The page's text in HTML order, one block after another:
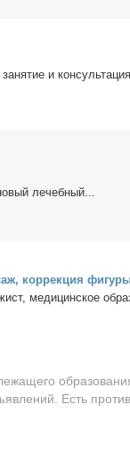
и
ле­чеб­ный...
кор­рек­ция
ме­ди­цин­ское
Есть